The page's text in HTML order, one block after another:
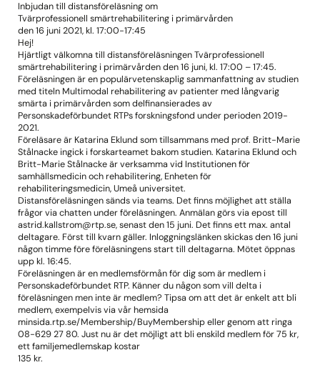
Inbjudan till distansföreläsning om
Tvärprofessionell smärtrehabilitering i primärvården
den 16 juni 2021, kl. 17:00-17:45
Hej!
Hjärtligt välkomna till distansföreläsningen Tvärprofessionell
smärtrehabilitering i primärvården den 16 juni, kl. 17:00 – 17:45.
Föreläsningen är en populärvetenskaplig sammanfattning av studien
med titeln Multimodal rehabilitering av patienter med långvarig
smärta i primärvården som delfinansierades av
Personskadeförbundet RTPs forskningsfond under perioden 2019-
2021.
Föreläsare är Katarina Eklund som tillsammans med prof. Britt-Marie
Stålnacke ingick i forskarteamet bakom studien. Katarina Eklund och
Britt-Marie Stålnacke är verksamma vid Institutionen för
samhällsmedicin och rehabilitering, Enheten för
rehabiliteringsmedicin, Umeå universitet.
Distansföreläsningen sänds via teams. Det finns möjlighet att ställa
frågor via chatten under föreläsningen. Anmälan görs via epost till
astrid.kallstrom@rtp.se, senast den 15 juni. Det finns ett max. antal
deltagare. Först till kvarn gäller. Inloggningslänken skickas den 16 juni
någon timme före föreläsningens start till deltagarna. Mötet öppnas
upp kl. 16:45.
Föreläsningen är en medlemsförmån för dig som är medlem i
Personskadeförbundet RTP. Känner du någon som vill delta i
föreläsningen men inte är medlem? Tipsa om att det är enkelt att bli
medlem, exempelvis via vår hemsida
minsida.rtp.se/Membership/BuyMembership eller genom att ringa
08-629 27 80. Just nu är det möjligt att bli enskild medlem för 75 kr,
ett familjemedlemskap kostar
135 kr.